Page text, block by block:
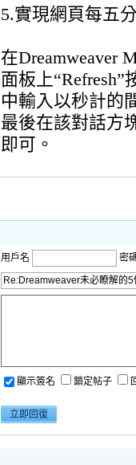
5.實現網頁每五
在Dreamweaver
面板上“Refresh”
中輸入以秒計的
最後在該對話方
即可。
用戶名
密
顯示簽名 鎖定帖子